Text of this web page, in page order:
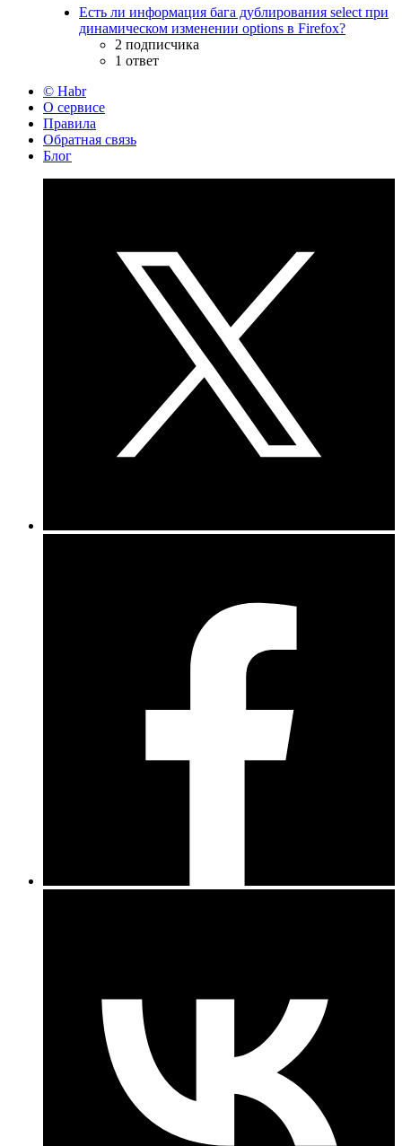
Есть ли информация бага дублирования select при
динамическом изменении options в Firefox?
2 подписчика
1 ответ
© Habr
О сервисе
Правила
Обратная связь
Блог